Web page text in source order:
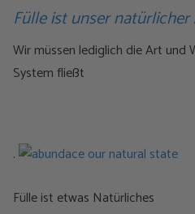
Fülle ist unser
Wir müssen lediglich die Art und
System fließt
.
Fülle ist etwas Natürliches